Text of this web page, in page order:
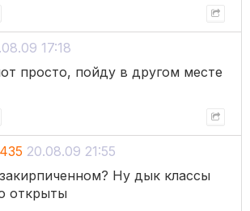
17:18
просто, пойду в другом месте
435 20.08.09 21:55
Ну дык классы
открыты